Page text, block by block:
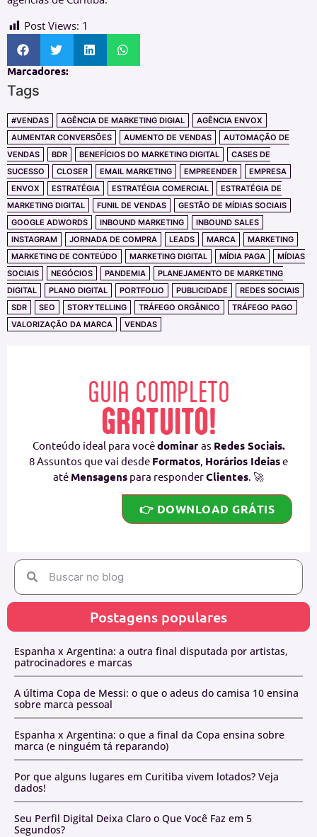
Post Views: 1
Marcadores:
Tags
#VENDAS AGÊNCIA DE MARKETING DIGIAL
AGÊNCIA ENVOX
AUMENTAR CONVERSÕES
AUMENTO DE VENDAS
AUTOMAÇÃO DE
VENDAS
BDR BENEFÍCIOS DO MARKETING DIGITAL
CASES DE
SUCESSO
CLOSER EMAIL MARKETING EMPREENDER
EMPRESA
ENVOX
ESTRATÉGIA ESTRATÉGIA COMERCIAL
ESTRATÉGIA DE
MARKETING DIGITAL
FUNIL DE VENDAS
GESTÃO DE MÍDIAS SOCIAIS
GOOGLE ADWORDS
INBOUND MARKETING
INBOUND SALES
INSTAGRAM
JORNADA DE COMPRA LEADS MARCA
MARKETING
MARKETING DE CONTEÚDO
MARKETING DIGITAL MÍDIA PAGA
MÍDIAS
SOCIAIS
NEGÓCIOS PANDEMIA
PLANEJAMENTO DE MARKETING
DIGITAL
PLANO DIGITAL PORTFOLIO PUBLICIDADE
REDES SOCIAIS
SDR
SEO STORYTELLING TRÁFEGO ORGÂNICO
TRÁFEGO PAGO
VALORIZAÇÃO DA MARCA
VENDAS
GUIA COMPLETO
GRATUITO!
Conteúdo ideal para vocêdominar as Redes Sociais.
8 Assuntos que vai desde Formatos Horários Ideiase
até Mensagens para responderClientes . 🚀
👉 DOWNLOAD GRÁTIS
Postagens populares
Espanha x Argentina: a outra final disputada por artistas,
patrocinadores e marcas
A última Copa de Messi: o que o adeus do camisa 10 ensina
sobre marca pessoal
Espanha x Argentina: o que a final da Copa ensina sobre
marca (e ninguém tá reparando)
Por que alguns lugares em Curitiba vivem lotados? Veja
dados!
Seu Perfil Digital Deixa Claro o Que Você Faz em 5
Segundos?